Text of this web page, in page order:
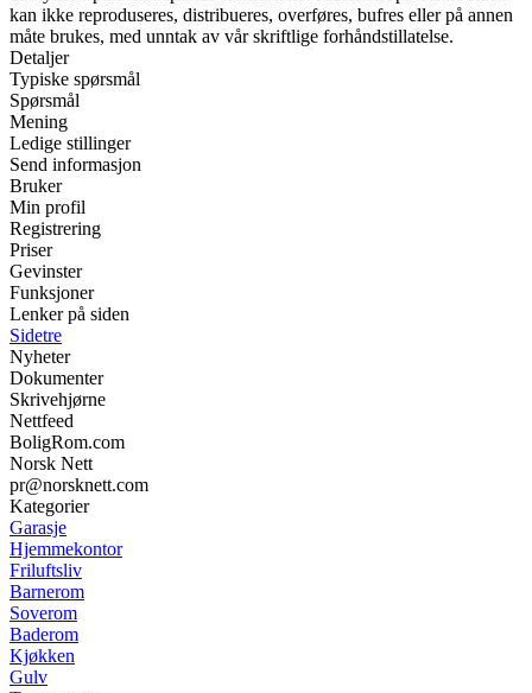
kan ikke reproduseres, distribueres, overføres, bufres eller på annen
måte brukes, med unntak av vår skriftlige forhåndstillatelse.
Detaljer
Typiske spørsmål
Spørsmål
Mening
Ledige stillinger
Send informasjon
Bruker
Min profil
Registrering
Priser
Gevinster
Funksjoner
Lenker på siden
Sidetre
Nyheter
Dokumenter
Skrivehjørne
Nettfeed
BoligRom.com
Norsk Nett
pr@norsknett.com
Kategorier
Garasje
Hjemmekontor
Friluftsliv
Barnerom
Soverom
Baderom
Kjøkken
Gulv